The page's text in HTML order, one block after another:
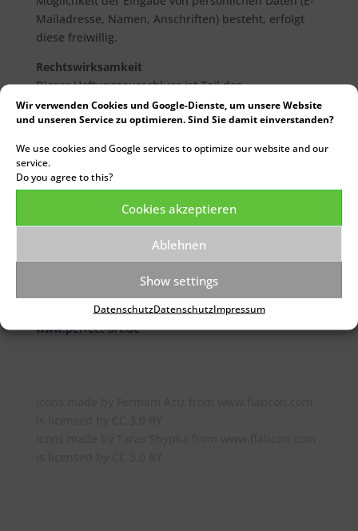
Wir verwenden Cookies und Google-Dienste, um unsere Website
und unseren Service zu optimieren. Sind Sie damit einverstanden?
We use cookies and Google services to optimize our website and our
service.
Do you agree to this?
Cookies akzeptieren
Ablehnen
Show settings
DatenschutzDatenschutzImpressum
Mailadresse, Namen, Anschriften) besteht, erfolgt
diese freiwillig.
Rechtswirksamkeit
Dieser Haftungsausschluss ist Teil des
Internetangebotes. Sofern einzelne Formulierungen
oder Teile dieses Textes der geltenden Rechtslage
bleiben die übrigen Teile dieser Erklärung davon
unberührt.
Gestaltung und Umsetzung:
58840 Plettenberg
www.perfect-art.de